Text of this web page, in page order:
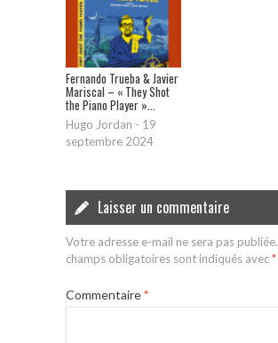
Fernando Trueba & Javier
Mariscal – « They Shot
the Piano Player »...
Hugo Jordan - 19
septembre 2024
Laisser un commentaire
Votre adresse e-mail ne sera pas publiée.
champs obligatoires sont indiqués avec*
Commentaire*